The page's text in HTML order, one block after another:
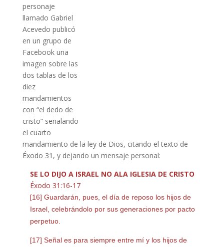
personaje
llamado Gabriel
Acevedo publicó
en un grupo de
Facebook una
imagen sobre las
dos tablas de los
diez
mandamientos
con “el dedo de
cristo” señalando
el cuarto
mandamiento de la ley de Dios, citando el texto de
Éxodo 31, y dejando un mensaje personal:
SE LO DIJO A ISRAEL NO ALA IGLESIA DE CRISTO
Éxodo 31:16-17
[16] Guardarán, pues, el día de reposo los hijos de
Israel, celebrándolo por sus generaciones por pacto
perpetuo.
[17] Señal es para siempre entre mí y los hijos de